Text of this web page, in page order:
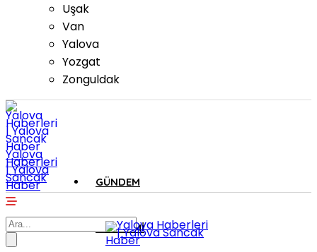
Uşak
Van
Yalova
Yozgat
Zonguldak
Yalova
Haberleri
| Yalova
Sancak
Haber GÜNDEM
EKONOMI